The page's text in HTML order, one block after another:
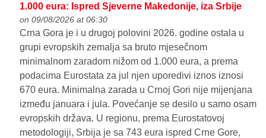
1.000 eura: Ispred Sjeverne Makedonije, iza Srbije
on 09/08/2026 at 06:30
Crna Gora je i u drugoj polovini 2026. godine ostala u
grupi evropskih zemalja sa bruto mjesečnom
minimalnom zaradom nižom od 1.000 eura, a prema
podacima Eurostata za jul njen uporedivi iznos iznosi
670 eura. Minimalna zarada u Crnoj Gori nije mijenjana
između januara i jula. Povećanje se desilo u samo osam
evropskih država. U regionu, prema Eurostatovoj
metodologiji, Srbija je sa 743 eura ispred Crne Gore,